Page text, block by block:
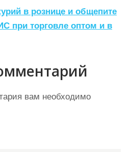
в рознице и общепите
при торговле оптом и в
вам необходимо